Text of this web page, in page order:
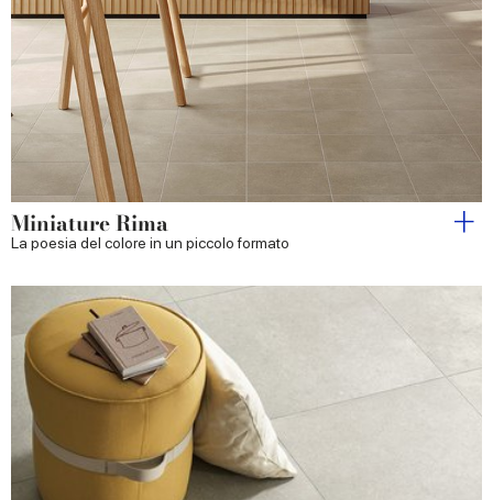
Miniature Rima
La poesia del colore in un piccolo formato